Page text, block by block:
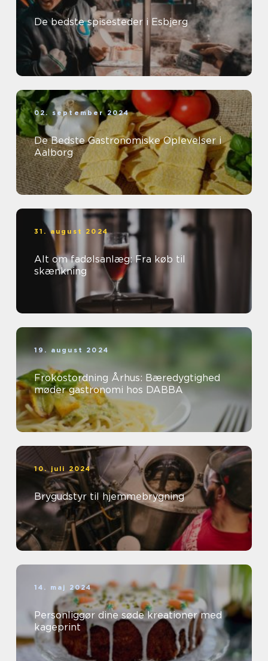
De bedste spisesteder i Esbjerg
02. september 2024
De Bedste Gastronomiske Oplevelser i
Aalborg
31. august 2024
Alt om fadølsanlæg: Fra køb til
skænkning
19. august 2024
Frokostordning Århus: Bæredygtighed
møder gastronomi hos DABBA
10. juli 2024
Brygudstyr til hjemmebrygning
14. maj 2024
Personliggør dine søde kreationer med
kageprint